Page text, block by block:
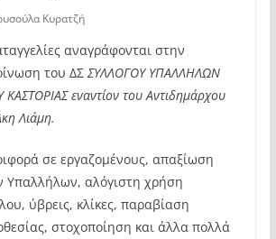
Κυρατζή
αναγράφονται στην
του ΔΣ ΣΥΛΛΟΓΟΥ ΥΠΑΛΛΗΛΩΝ
εναντίον του Αντιδημάρχου
Λιάμη.
σε εργαζομένους, απαξίωση
Υπαλλήλων, αλόγιστη χρήση
ύβρεις, κλίκες, παραβίαση
στοχοποίηση και άλλα πολλά